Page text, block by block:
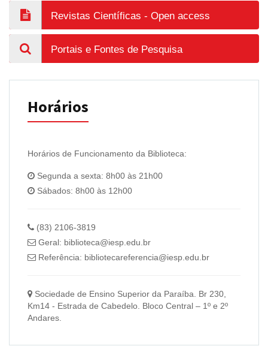
Revistas Científicas - Open access
Portais e Fontes de Pesquisa
Horários
Horários de Funcionamento da Biblioteca:
Segunda a sexta: 8h00 às 21h00
Sábados: 8h00 às 12h00
(83) 2106-3819
Geral: biblioteca@iesp.edu.br
Referência: bibliotecareferencia@iesp.edu.br
Sociedade de Ensino Superior da Paraíba. Br 230,
Km14 - Estrada de Cabedelo. Bloco Central – 1º e 2º
Andares.